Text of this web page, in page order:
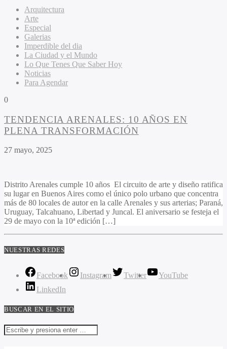
Arquitectura
Arte
Especial
Galerias
Imperdible del dia
La Ciudad y el Mundo
Lo Que Tenes Que Saber Hoy
Noticias
Para Agendar
0
TENDENCIA ARENALES: 10 AÑOS EN
PLENA TRANSFORMACIÓN
27 mayo, 2025
Distrito Arenales cumple 10 años El circuito de arte y diseño ratifica
su lugar en Buenos Aires como el único polo urbano que concentra
más de 80 locales de autor en la calle Arenales y sus arterias; Paraná,
Uruguay, Talcahuano, Libertad y Juncal. El aniversario se festeja el
29 de mayo con la 10ª edición […]
NUESTRAS REDES
Facebook Instagram Twitter
YouTube
LinkedIn
BUSCAR EN EL SITIO